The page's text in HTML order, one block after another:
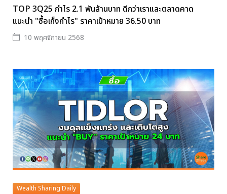
TOP 3Q25 กำไร 2.1 พันล้านบาท ดีกว่าเราและตลาดคาด
แนะนำ "ซื้อเก็งกำไร" ราคาเป้าหมาย 36.50 บาท
10 พฤศจิกายน 2568
Wealth Sharing Daily